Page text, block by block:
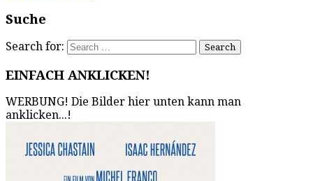
Suche
Search for:
EINFACH ANKLICKEN!
WERBUNG! Die Bilder hier unten kann man
anklicken...!